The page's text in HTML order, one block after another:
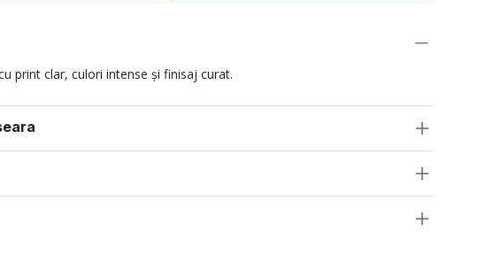
print clar, culori intense și finisaj curat.